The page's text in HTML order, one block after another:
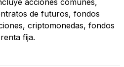
de futuros, fondos
criptomonedas, fondos
fija.